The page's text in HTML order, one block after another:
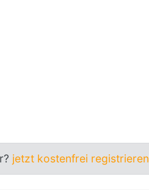
jetzt kostenfrei registrieren